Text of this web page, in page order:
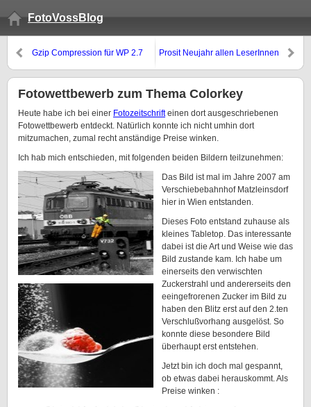
FotoVossBlog
Gzip Compression für WP 2.7
Prosit Neujahr allen LeserInnen
Fotowettbewerb zum Thema Colorkey
Heute habe ich bei einer Fotozeitschrifteinen dort ausgeschriebenen
Fotowettbewerb entdeckt. Natürlich konnte ich nicht umhin dort
mitzumachen, zumal recht anständige Preise winken.
Ich hab mich entschieden, mit folgenden beiden Bildern teilzunehmen:
Das Bild ist mal im Jahre 2007 am
Verschiebebahnhof Matzleinsdorf
hier in Wien entstanden.
Dieses Foto entstand zuhause als
kleines Tabletop. Das interessante
dabei ist die Art und Weise wie das
Bild zustande kam. Ich habe um
einerseits den verwischten
Zuckerstrahl und andererseits den
eeingefrorenen Zucker im Bild zu
haben den Blitz erst auf den 2.ten
Verschlußvorhang ausgelöst. So
konnte diese besondere Bild
überhaupt erst entstehen.
Jetzt bin ich doch mal gespannt,
ob etwas dabei herauskommt. Als
Preise winken :